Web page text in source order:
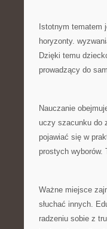
Istotnym tematem
horyzonty.
Dzięki temu
prowadzący do
Nauczanie
uczy szacunku do
pojawiać się w
prostych wyborów.
Ważne miejsce
słuchać innych.
radzeniu sobie z